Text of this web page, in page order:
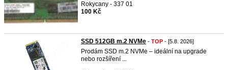
Rokycany - 337 01
100 Kč
SSD 512GB m.2 NVMe - TOP - [5.8. 2026]
Prodám SSD m.2 NVMe – ideální na upgrade
nebo rozšíření ...